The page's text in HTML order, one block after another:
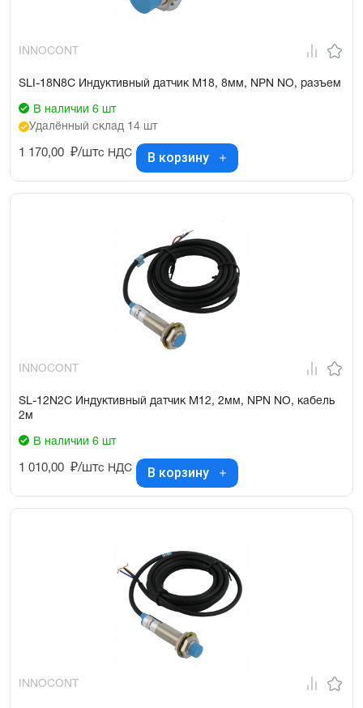
INNOCONT
SLI-18N8C Индуктивный датчик М18, 8мм, NPN NO, разъем
В наличии 6 шт
Удалённый склад 14 шт
1 170,00 ₽/штс НДС В корзину
INNOCONT
SL-12N2C Индуктивный датчик М12, 2мм, NPN NO, кабель
2м
В наличии 6 шт
1 010,00 ₽/штс НДС В корзину
INNOCONT